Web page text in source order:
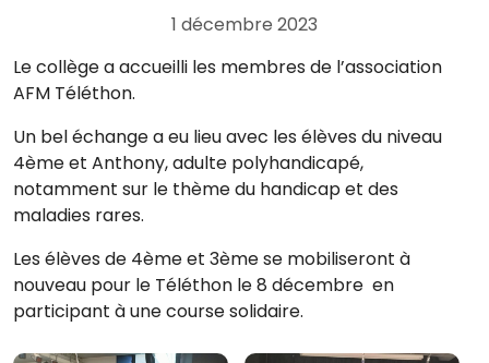
1 décembre 2023
Le collège a accueilli les membres de l’association
AFM Téléthon.
Un bel échange a eu lieu avec les élèves du niveau
4ème et Anthony, adulte polyhandicapé,
notamment sur le thème du handicap et des
maladies rares.
Les élèves de 4ème et 3ème se mobiliseront à
nouveau pour le Téléthon le 8 décembre en
participant à une course solidaire.